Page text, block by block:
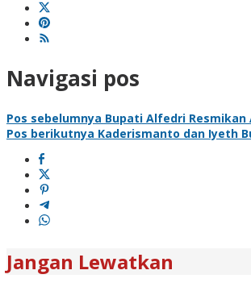
Navigasi pos
Pos sebelumnya Bupati Alfedri Resmikan
Pos berikutnya Kaderismanto dan Iyeth
Jangan Lewatkan